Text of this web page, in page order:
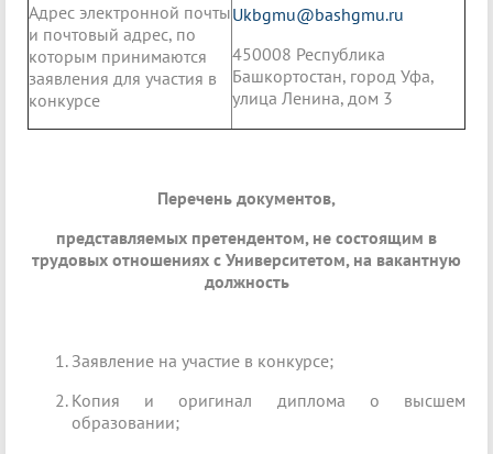
Адрес электронной почты
и почтовый адрес, по
которым принимаются
заявления для участия в
конкурсе
Ukbgmu@bashgmu.ru
450008 Республика
Башкортостан, город Уфа,
улица Ленина, дом 3
Перечень документов,
представляемых претендентом, не состоящим в
трудовых отношениях с Университетом, на вакантную
должность
Заявление на участие в конкурсе;
Копия и оригинал диплома о высшем
образовании;